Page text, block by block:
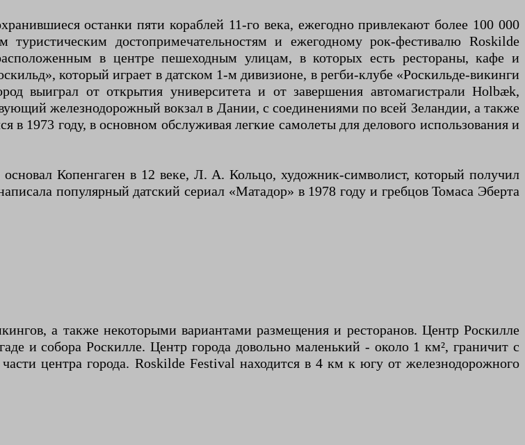
останки пяти кораблей 11-го века, ежегодно привлекают более 100 000
достопримечательностям и ежегодному рок-фестивалю Roskilde
в центре пешеходным улицам, в которых есть рестораны, кафе и
который играет в датском 1-м дивизионе, в регби-клубе «Роскильде-викинги
выиграл от открытия университета и от завершения автомагистрали Holbæk,
железнодорожный вокзал в Дании, с соединениями по всей Зеландии, а также
году, в основном обслуживая легкие самолеты для делового использования и
Копенгаген в 12 веке, Л. А. Кольцо, художник-символист, который получил
популярный датский сериал «Матадор» в 1978 году и гребцов Томаса Эберта
а также некоторыми вариантами размещения и ресторанов. Центр Роскилле
и собора Роскилле. Центр города довольно маленький - около 1 км², граничит с
центра города. Roskilde Festival находится в 4 км к югу от железнодорожного